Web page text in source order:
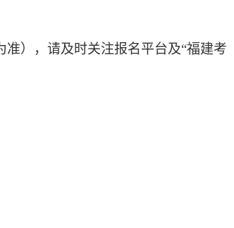
） ， 请及时关注报名平台及“福建考